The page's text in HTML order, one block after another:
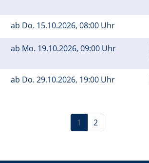
ab Do. 15.10.2026, 08:00 Uhr
ab Mo. 19.10.2026, 09:00 Uhr
ab Do. 29.10.2026, 19:00 Uhr
1 2